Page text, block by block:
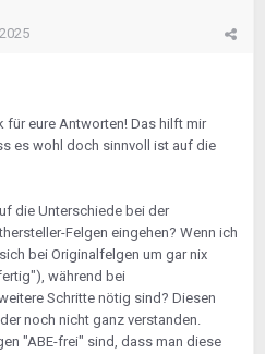
für eure Antworten! Das hilft mir
es wohl doch sinnvoll ist auf die
die Unterschiede bei der
Felgen eingehen? Wenn ich
bei Originalfelgen um gar nix
während bei
Schritte nötig sind? Diesen
noch nicht ganz verstanden.
"ABE-frei" sind, dass man diese